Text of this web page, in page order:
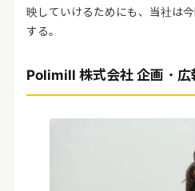
映していけるためにも、当社は
する。
Polimill 株式会社 企画・広